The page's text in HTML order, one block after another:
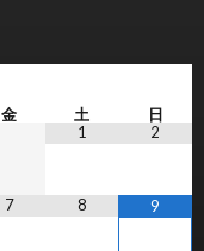
金 土
日
1
2
7 8 9